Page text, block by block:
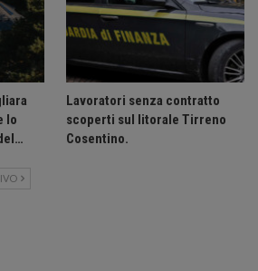
lo
Lavoratori senza contratto
scoperti sul litorale Tirreno
Cosentino.